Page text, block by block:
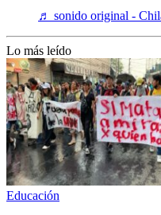
♬ sonido original -
Lo más leído
Educación